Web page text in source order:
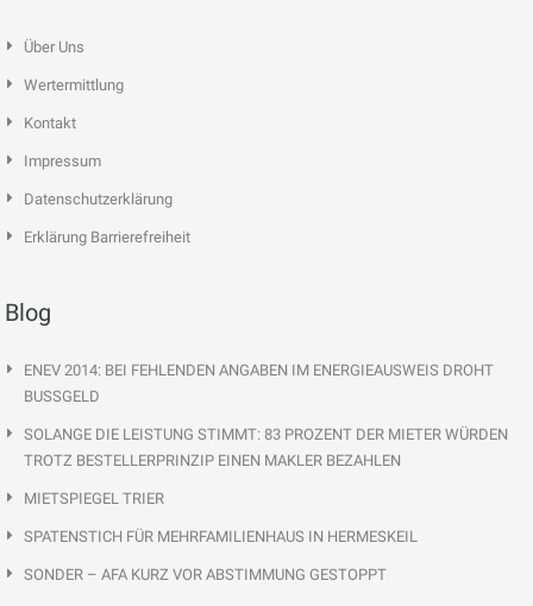
Über Uns
Wertermittlung
Kontakt
Impressum
Datenschutzerklärung
Erklärung Barrierefreiheit
Blog
ENEV 2014: BEI FEHLENDEN ANGABEN IM ENERGIEAUSWEIS DROHT
BUSSGELD
SOLANGE DIE LEISTUNG STIMMT: 83 PROZENT DER MIETER WÜRDEN
TROTZ BESTELLERPRINZIP EINEN MAKLER BEZAHLEN
MIETSPIEGEL TRIER
SPATENSTICH FÜR MEHRFAMILIENHAUS IN HERMESKEIL
SONDER – AFA KURZ VOR ABSTIMMUNG GESTOPPT